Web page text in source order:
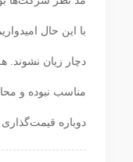
با این حال
دچار زیان
مناسب نبوده و
دوباره قیمت‌گذاری